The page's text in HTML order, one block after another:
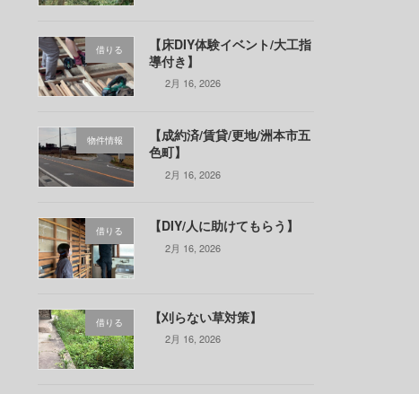
借りる
【床DIY体験イベント/大工指
導付き】
2月 16, 2026
物件情報
【成約済/賃貸/更地/洲本市五
色町】
2月 16, 2026
借りる 【DIY/人に助けてもらう】
2月 16, 2026
借りる 【刈らない草対策】
2月 16, 2026